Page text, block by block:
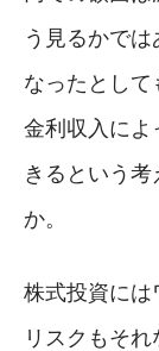
う見るかで
なったとして
金利収入によ
きるという
か。
株式投資には
リスクもそ